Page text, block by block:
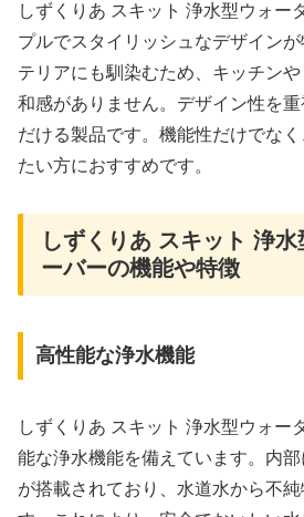
しずくりあ スキット 浄水型ウォー
プルでスタイリッシュなデザイン
テリアにも馴染むため、キッチン
和感がありません。デザイン性を
だける製品です。機能性だけでな
たい方におすすめです。
しずくりあ スキット 浄
ーバーの機能や特徴
高性能な浄水機能
しずくりあ スキット 浄水型ウォー
能な浄水機能を備えています。内
が搭載されており、水道水から不